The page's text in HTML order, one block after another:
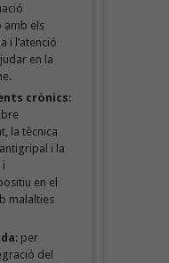
amb els
i l’atenció
en la
crònics:
la tècnica
i la
i
en el
malalties
: per
del